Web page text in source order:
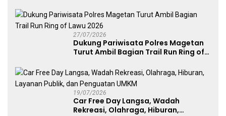
27/07/2026
Dukung Pariwisata Polres Magetan
Turut Ambil Bagian Trail Run Ring of
19/07/2026
Car Free Day Langsa, Wadah
Rekreasi, Olahraga, Hiburan,